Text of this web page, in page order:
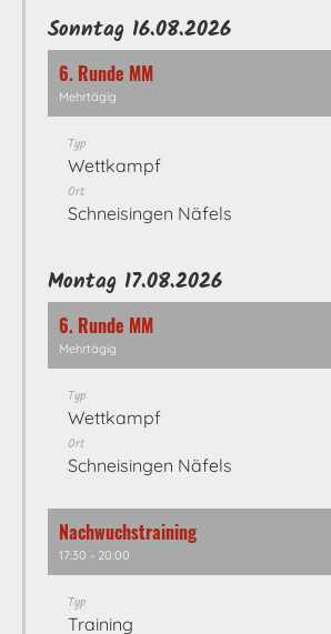
Sonntag 16.08.2026
6. Runde MM
Mehrtägig
Typ
Wettkampf
Ort
Schneisingen Näfels
Montag 17.08.2026
6. Runde MM
Mehrtägig
Typ
Wettkampf
Ort
Schneisingen Näfels
Nachwuchstraining
17:30 - 20:00
Typ
Training